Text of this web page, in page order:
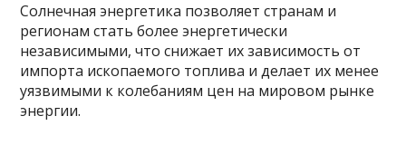
Солнечная энергетика позволяет странам и
регионам стать более энергетически
независимыми, что снижает их зависимость от
импорта ископаемого топлива и делает их менее
уязвимыми к колебаниям цен на мировом рынке
энергии.